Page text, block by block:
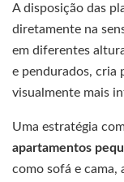
A disposição das
diretamente na
em diferentes
e pendurados, cria
visualmente mais
Uma estratégia
apartamentos
como sofá e cama,